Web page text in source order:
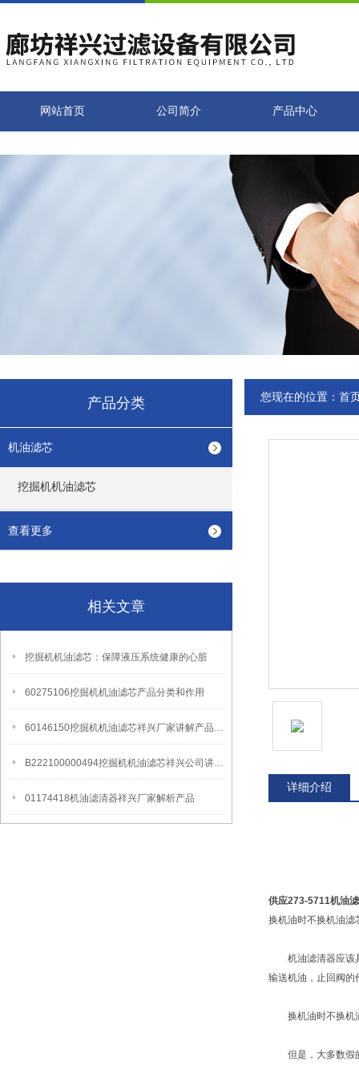
网站首页 公司简介 产品中心
产品分类
机油滤芯
挖掘机机油滤芯
查看更多
相关文章
挖掘机机油滤芯：保障液压系统健康的心脏
60275106挖掘机机油滤芯产品分类和作用
60146150挖掘机机油滤芯祥兴厂家讲解产品更换周期
B222100000494挖掘机机油滤芯祥兴公司讲解产品更换周期
01174418机油滤清器祥兴厂家解析产品
您现在的位置： 首
详细介绍
供应273-5711机油
换机油时不换机油滤
机油滤清器应该具
输送机油，止回阀的
换机油时不换机
但是，大多数假的